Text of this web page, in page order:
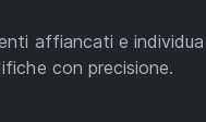
affiancati e
con precisione.